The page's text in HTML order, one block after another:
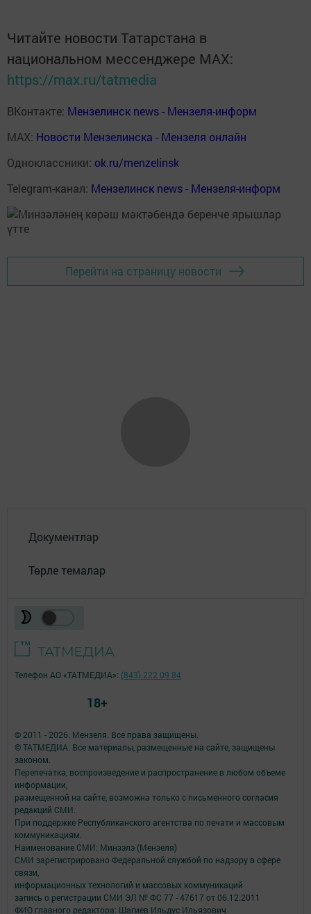
Читайте новости Татарстана в
национальном мессенджере MАХ:
https://max.ru/tatmedia
ВКонтакте: Мензелинск news - Мензеля-информ
MAX: Новости Мензелинска - Мензеля онлайн
Одноклассники: ok.ru/menzelinsk
Telegram-канал: Мензелинск news - Мензеля-информ
Перейти на страницу новости
Документлар
Төрле темалар
© 2011 - 2026. Мензеля. Все права защищены.
© ТАТМЕДИА. Все материалы, размещенные на сайте, защищены
законом.
Перепечатка, воспроизведение и распространение в любом объеме
информации,
размещенной на сайте, возможна только с письменного согласия
редакций СМИ.
При поддержке Республиканского агентства по печати и массовым
коммуникациям.
Наименование СМИ: Минзэлэ (Мензеля)
СМИ зарегистрировано Федеральной службой по надзору в сфере
связи,
информационных технологий и массовых коммуникаций
запись о регистрации СМИ ЭЛ № ФС 77 - 47617 от 06.12.2011
ФИО главного редактора: Шагиев Ильдус Ильязович
Телефон АО «ТАТМЕДИА»: (843) 222 09 84
18+